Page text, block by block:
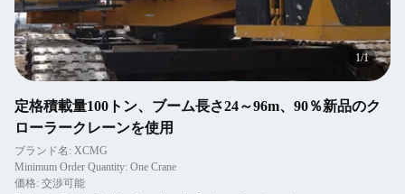
1/1
定格積載量100トン、ブーム長さ24～96m、90％新品のク
ローラークレーンを使用
ブランド名: XCMG
Minimum Order Quantity: One Crane
価格: 交渉可能